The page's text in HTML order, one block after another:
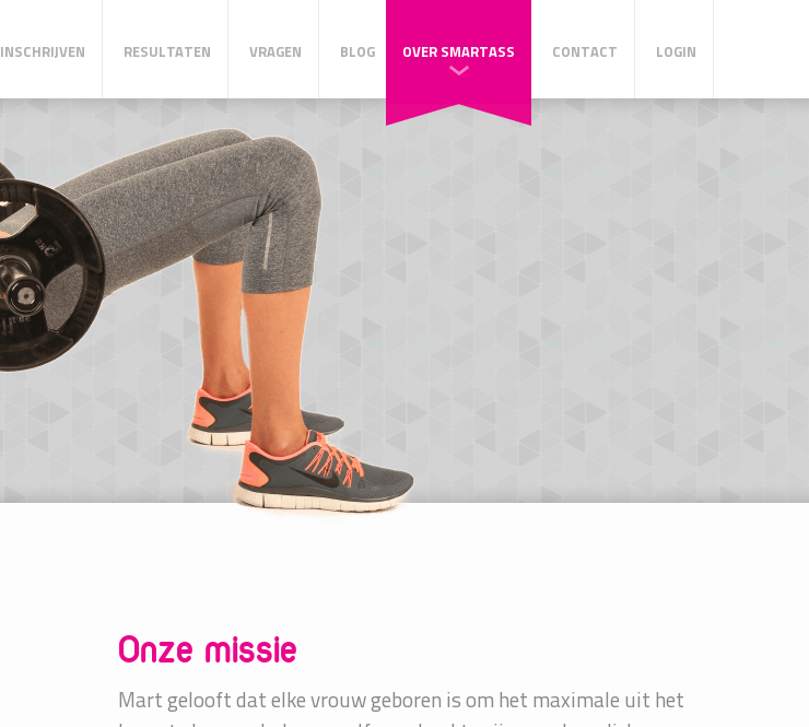
INSCHRIJVEN RESULTATEN VRAGEN BLOG OVER SMARTASS CONTACT LOGIN
Onze missie
Mart gelooft dat elke vrouw geboren is om het maximale uit het